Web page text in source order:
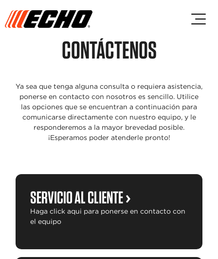
CONTÁCTENOS
Ya sea que tenga alguna consulta o requiera asistencia,
ponerse en contacto con nosotros es sencillo. Utilice
las opciones que se encuentran a continuación para
comunicarse directamente con nuestro equipo, y le
responderemos a la mayor brevedad posible.
¡Esperamos poder atenderle pronto!
SERVICIO AL CLIENTE
Haga click aqui para ponerse en contacto con
el equipo